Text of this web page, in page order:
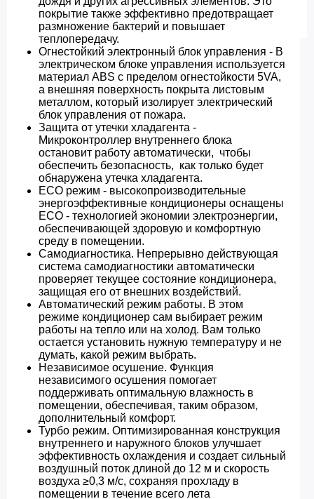
покрытие также эффективно предотвращает
размножение бактерий и повышает
теплопередачу.
Огнестойкий электронный блок управления - В
электрическом блоке управления используется
материал ABS с пределом огнестойкости 5VA,
а внешняя поверхность покрыта листовым
металлом, который изолирует электрический
блок управления от пожара.
Защита от утечки хладагента -
Микроконтроллер внутреннего блока
остановит работу автоматически, чтобы
обеспечить безопасность, как только будет
обнаружена утечка хладагента.
ЕСО режим - высокопроизводительные
энергоэффективные кондиционеры оснащены
ECO - технологией экономии электроэнергии,
обеспечивающей здоровую и комфортную
среду в помещении.
Самодиагностика. Непрерывно действующая
система самодиагностики автоматически
проверяет текущее состояние кондиционера,
защищая его от внешних воздействий.
Автоматический режим работы. В этом
режиме кондиционер сам выбирает режим
работы на тепло или на холод. Вам только
остается установить нужную температуру и не
думать, какой режим выбрать.
Независимое осушение. Функция
независимого осушения помогает
поддерживать оптимальную влажность в
помещении, обеспечивая, таким образом,
дополнительный комфорт.
Турбо режим. Оптимизированная конструкция
внутреннего и наружного блоков улучшает
эффективность охлаждения и создает сильный
воздушный поток длиной до 12 м и скорость
воздуха ≥0,3 м/с, сохраняя прохладу в
помещении в течение всего лета